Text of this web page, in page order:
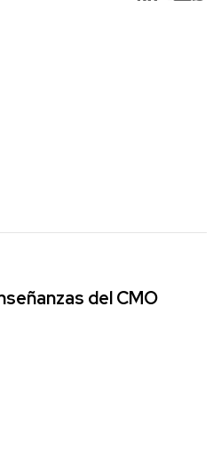
del CMO